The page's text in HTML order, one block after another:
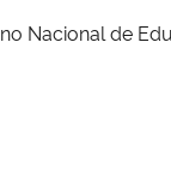
Nacional de